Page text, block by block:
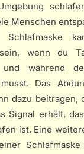
Menschen
wenn du
und während
Das
dazu beitragen,
Signal erhält,
ist. Eine